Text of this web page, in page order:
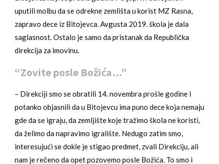
uputili molbu da se odrekne zemlišta u korist MZ Rasna,
zapravo dece iz Bitojevca. Avgusta 2019. škola je dala
saglasnost. Ostalo je samo da pristanak da Republička
direkcija za imovinu.
“Zovite posle Božića…”
– Direkciji smo se obratili 14. novembra prošle godine i
potanko objasnili da u Bitojevcu ima puno dece koja nemaju
gde da se igraju, da zemljište koje tražimo škola ne koristi,
da želimo da napravimo igralište. Nedugo zatim smo,
interesujući se dokle je stigao predmet, zvali Direkciju, ali
nam je rečeno da opet pozovemo posle Božića. To smo i